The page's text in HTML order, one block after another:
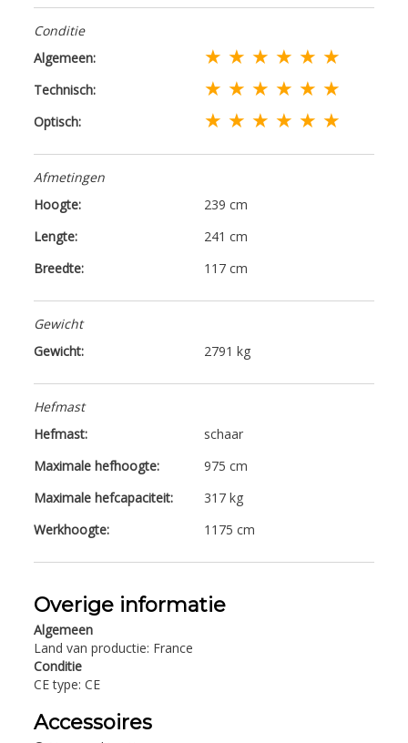
Conditie
Algemeen:
★ ★ ★ ★ ★ ★
Technisch: ★ ★ ★ ★ ★ ★
Optisch: ★ ★ ★ ★ ★ ★
Afmetingen
Hoogte:
239 cm
Lengte:
241 cm
Breedte:
117 cm
Gewicht
Gewicht:
2791 kg
Hefmast
Hefmast:
schaar
Maximale hefhoogte:
975 cm
Maximale hefcapaciteit:
317 kg
Werkhoogte:
1175 cm
Overige informatie
Algemeen
Land van productie: France
Conditie
CE type: CE
Accessoires